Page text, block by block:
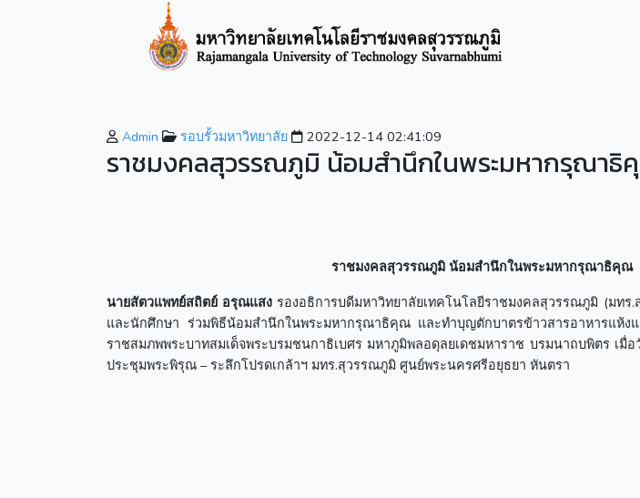
Admin รอบรั้วมหาวิทยาลัย 2022-12-14 02:41:09
ราชมงคลสุวรรณภูมิ น้อมสำนึกในพระมหากรุณา
ราชมงคลสุวรรณภูมิ น้อมสำนึกในพระมหากรุณาธิคุณ
นายสัตวแพทย์สถิตย์ อรุณแสงรองอธิการบดีมหาวิทยาลัยเทคโนโลยีราชมงคลสุวรรณภูมิ (มทร
และนักศึกษา ร่วมพิธีน้อมสำนึกในพระมหากรุณาธิคุณ และทำบุญตักบาตรข้าวสารอาหารแห้ง
ราชสมภพพระบาทสมเด็จพระบรมชนกาธิเบศร มหาภูมิพลอดุลยเดชมหาราช บรมนาถบพิตร
ประชุมพระพิรุณ – ระลึกโปรดเกล้าฯ มทร.สุวรรณภูมิ ศูนย์พระนครศรีอยุธยา หันตรา